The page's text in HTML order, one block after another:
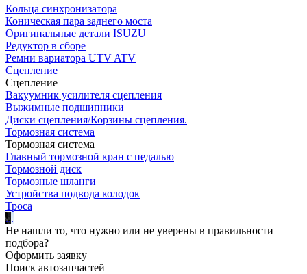
Кольца синхронизатора
Коническая пара заднего моста
Оригинальные детали ISUZU
Редуктор в сборе
Ремни вариатора UTV ATV
Сцепление
Сцепление
Вакуумник усилителя сцепления
Выжимные подшипники
Диски сцепления/Корзины сцепления.
Тормозная система
Тормозная система
Главный тормозной кран с педалью
Тормозной диск
Тормозные шланги
Устройства подвода колодок
Троса
...
Не нашли то, что нужно или не уверены в правильности
подбора?
Оформить заявку
Поиск автозапчастей